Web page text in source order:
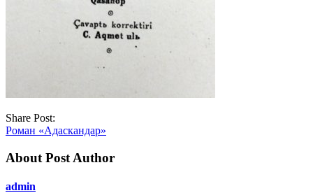
Share Post:
Роман «Адаскандар»
About Post Author
admin